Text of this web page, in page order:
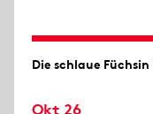
Die schlaue Füchsin
Okt 26